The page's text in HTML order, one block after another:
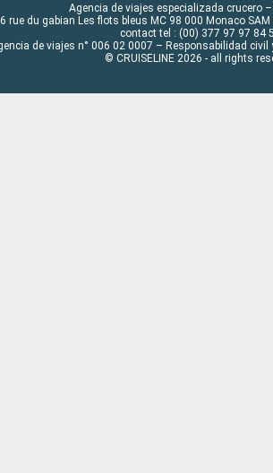
Agencia de viajes especializada crucero –
rue du gabian Les flots bleus MC 98 000 Monaco
contact tel : (00) 377 97 97 84
de viajes n° 006 02 0007 – Responsabilidad civil
© CRUISELINE 2026 - all rights